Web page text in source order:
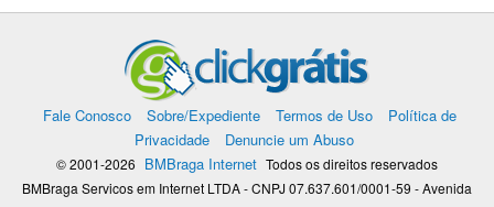
Fale Conosco Sobre/Expediente Termos de Uso
Política de
Privacidade
Denuncie um Abuso
© 2001-2026 BMBraga Internet Todos os direitos reservados
BMBraga Servicos em Internet LTDA - CNPJ 07.637.601/0001-59 - Avenida